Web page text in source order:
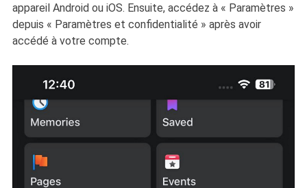
appareil Android ou iOS. Ensuite, accédez à « Paramètres »
depuis « Paramètres et confidentialité » après avoir
accédé à votre compte.